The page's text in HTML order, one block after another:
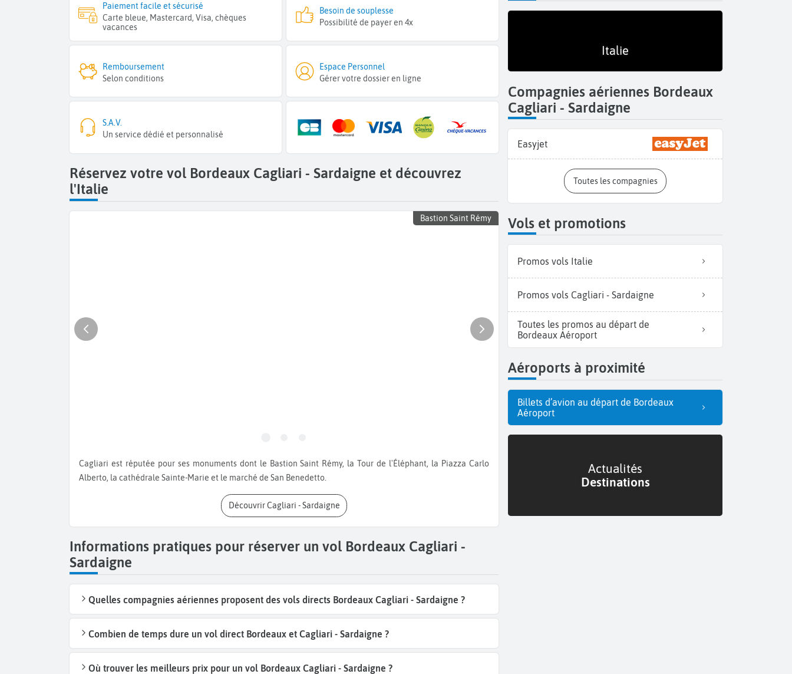
Paiement facile et sécurisé
Carte bleue, Mastercard, Visa, chèques
vacances
Besoin de souplesse
Possibilité de payer en 4x
Remboursement
Selon conditions
Espace Personnel
Gérer votre dossier en ligne
S.A.V.
Un service dédié et personnalisé
Réservez votre vol Bordeaux Cagliari - Sardaigne et découvrez
l'Italie
Bastion Saint Rémy
Cagliari est réputée pour ses monuments dont le Bastion Saint Rémy, la Tour de l'Éléphant, la Piazza Carlo
Alberto, la cathédrale Sainte-Marie et le marché de San Benedetto.
Découvrir Cagliari - Sardaigne
Informations pratiques pour réserver un vol Bordeaux Cagliari -
Sardaigne
Quelles compagnies aériennes proposent des vols directs Bordeaux Cagliari - Sardaigne ?
Combien de temps dure un vol direct Bordeaux et Cagliari - Sardaigne ?
Où trouver les meilleurs prix pour un vol Bordeaux Cagliari - Sardaigne ?
Italie
Compagnies aériennes Bordeaux
Cagliari - Sardaigne
Easyjet
Toutes les compagnies
Vols et promotions
Promos vols Italie
Promos vols Cagliari - Sardaigne
Toutes les promos au départ de
Bordeaux Aéroport
Aéroports à proximité
Billets d’avion au départ de Bordeaux
Aéroport
Actualités
Destinations